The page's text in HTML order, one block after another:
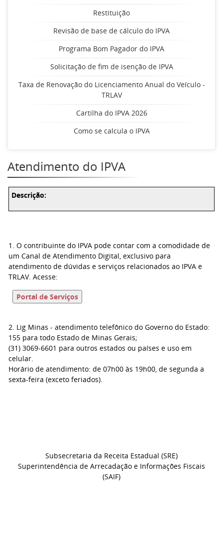
Restituição
Revisão de base de cálculo do IPVA
Programa Bom Pagador do IPVA
Solicitação de fim de isenção de IPVA
Taxa de Renovação do Licenciamento Anual do Veículo -
TRLAV
Cartilha do IPVA 2026
Como se calcula o IPVA
Atendimento do IPVA
Descrição:
1. O contribuinte do IPVA pode contar com a comodidade de
um Canal de Atendimento Digital, exclusivo para
atendimento de dúvidas e serviços relacionados ao IPVA e
TRLAV. Acesse:
Portal de Serviços
2. Lig Minas - atendimento telefônico do Governo do Estado:
155 para todo Estado de Minas Gerais;
(31) 3069-6601 para outros estados ou países e uso em
celular.
Horário de atendimento: de 07h00 às 19h00, de segunda a
sexta-feira (exceto feriados).
Subsecretaria da Receita Estadual (SRE)
Superintendência de Arrecadação e Informações Fiscais
(SAIF)